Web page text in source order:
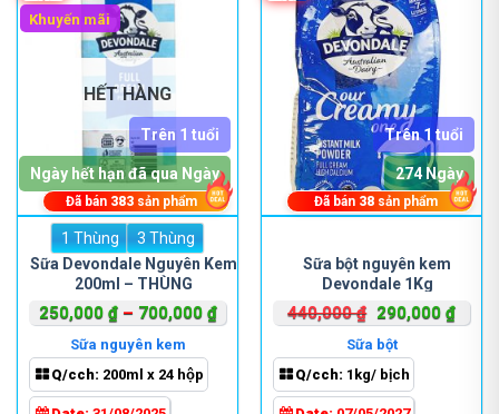
Khuyến mãi
HẾT HÀNG
1 Thùng
3 Thùng
Sữa Devondale Nguyên Kem
200ml – THÙNG
250,000 ₫ – 700,000 ₫Khoảng
250,000 ₫
Sữa nguyên kem
Q/cch: 200ml x 24 hộp
Trên 1 tuổi
Ngày hết hạn đã qua Ngày
Đã bán 383 sản phẩm
Sản
phẩm
này
có
nhiều
biến
thể.
Các
Sữa bột nguyên kem
Devondale 1Kg
440,000₫ Giá
gốc
là:
440,000 ₫.
290,000 ₫Giá
Sữa bột
Q/cch: 1kg/ bịch
Trên 1 tuổi
274 Ngày
Đã bán 38sản phẩm